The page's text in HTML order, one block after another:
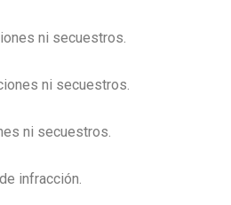
ni secuestros.
ni secuestros.
ni secuestros.
infracción.